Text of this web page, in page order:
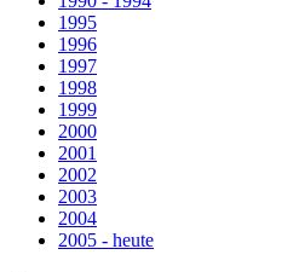
1995
1996
1997
1998
1999
2000
2001
2002
2003
2004
2005 - heute